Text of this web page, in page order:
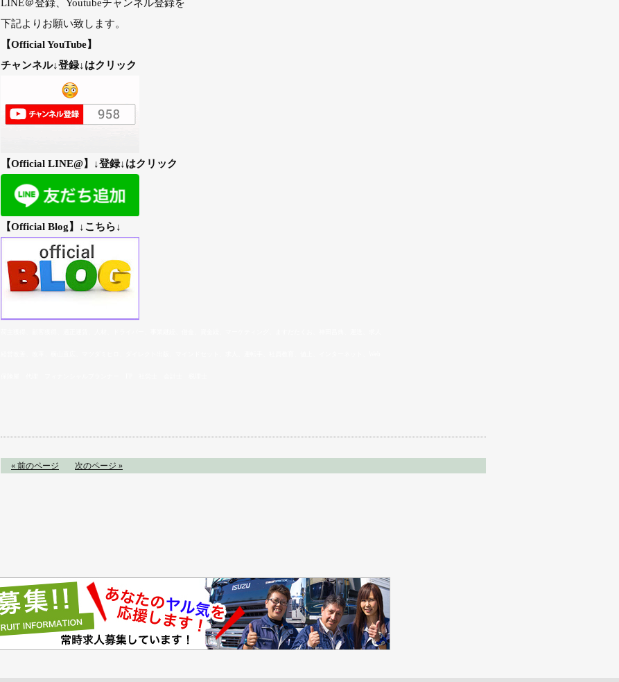
LINE＠登録、Youtubeチャンネル登録を
下記よりお願い致します。
【Official YouTube】
チャンネル↓登録↓はクリック
【Official LINE@】↓登録↓はクリック
【Official Blog】↓こちら↓
« 前のページ 次のページ »